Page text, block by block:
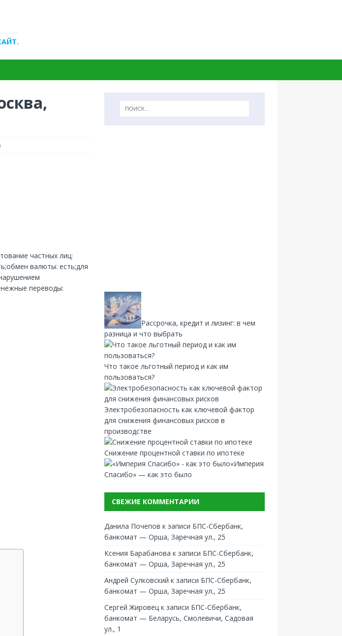
частных лиц:
валюты: есть;для
переводы:
Рассрочка, кредит и лизинг: в чем
разница и что выбрать
Что такое льготный период и как им
пользоваться?
Электробезопасность как ключевой фактор
для снижения финансовых рисков в
производстве
Снижение процентной ставки по ипотеке
«Империя
Спасибо» — как это было
СВЕЖИЕ КОММЕНТАРИИ
Данила Почепов к записи БПС-Сбербанк,
банкомат — Орша, Заречная ул., 25
Ксения Барабанова к записи БПС-Сбербанк,
банкомат — Орша, Заречная ул., 25
Андрей Сулковский к записи БПС-Сбербанк,
банкомат — Орша, Заречная ул., 25
Сергей Жировец к записи БПС-Сбербанк,
банкомат — Беларусь, Смолевичи, Садовая
ул., 1